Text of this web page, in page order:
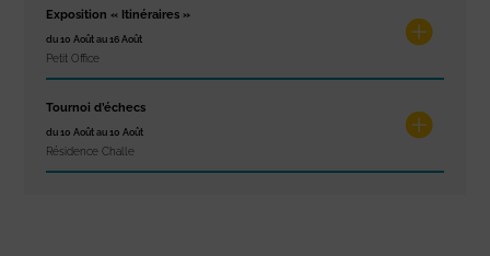
Exposition « Itinéraires »
du 10 Août au 16 Août
Petit Office
Tournoi d’échecs
du 10 Août au 10 Août
Résidence Challe